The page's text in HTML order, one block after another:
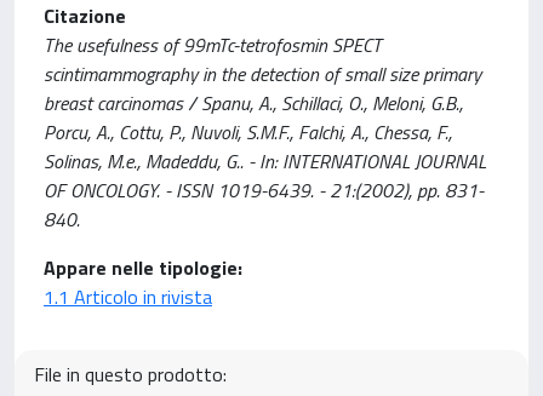
Citazione
The usefulness of 99mTc-tetrofosmin SPECT
scintimammography in the detection of small size primary
breast carcinomas / Spanu, A., Schillaci, O., Meloni, G.B.,
Porcu, A., Cottu, P., Nuvoli, S.M.F., Falchi, A., Chessa, F.,
Solinas, M.e., Madeddu, G.. - In: INTERNATIONAL JOURNAL
OF ONCOLOGY. - ISSN 1019-6439. - 21:(2002), pp. 831-
840.
Appare nelle tipologie:
1.1 Articolo in rivista
File in questo prodotto: